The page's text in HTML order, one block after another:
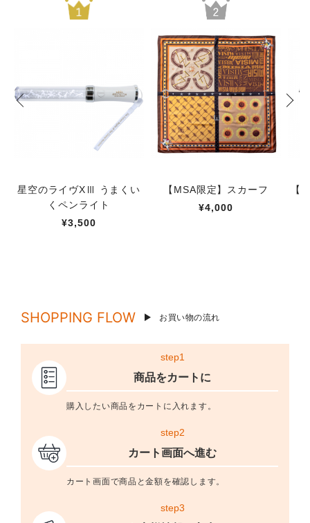
星空のライヴXⅢ うまくい
くペンライト
¥3,500
【MSA限定】スカーフ
¥4,000
【
SHOPPING FLOW お買い物の流れ
step1
商品をカートに
購入したい商品をカートに入れます。
step2
カート画面へ進む
カート画面で商品と金額を確認します。
step3